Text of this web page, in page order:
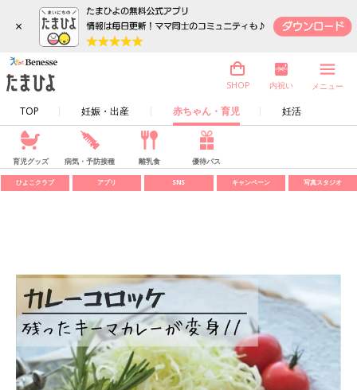
×
TOP 妊娠・出産 赤ちゃん・育児 妊活
SHOP 内祝い メニュー
育児グッズ 病気・予防接種 離乳食 優待パス
ひよこクラブ アプリ SNS キャンペーン 写真スタジオ